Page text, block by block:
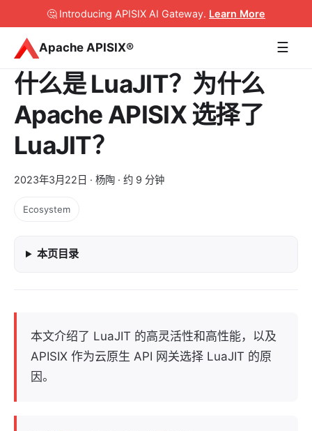
🤔 Introducing APISIX AI Gateway. Learn More
Apache APISIX® ☰
什么是 LuaJIT？为什么
Apache APISIX 选择了
LuaJIT？
2023年3月22日 · 杨陶 · 约 9 分钟
Ecosystem
本页目录
本文介绍了 LuaJIT 的高灵活性和高性能，以及
APISIX 作为云原生 API 网关选择 LuaJIT 的原
因。